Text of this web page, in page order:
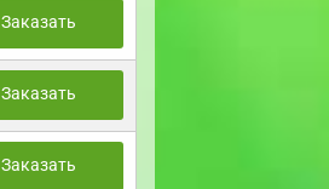
Заказать
Заказать
Заказать